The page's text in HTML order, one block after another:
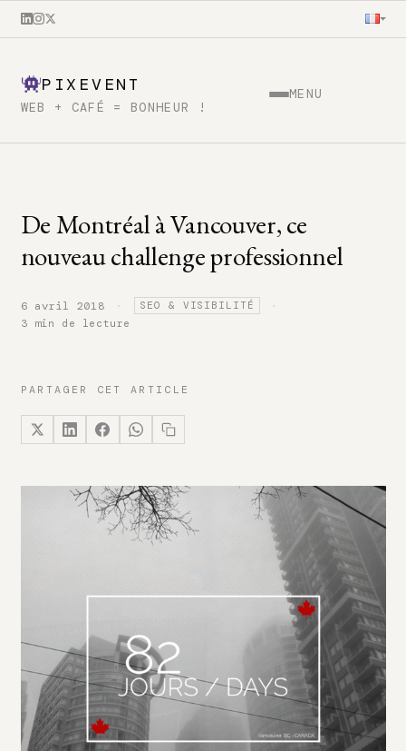
PIXEVENT
WEB + CAFÉ = BONHEUR !
MENU
De Montréal à Vancouver, ce
nouveau challenge professionnel
6 avril 2018 · SEO & VISIBILITÉ ·
3 min de lecture
PARTAGER CET ARTICLE